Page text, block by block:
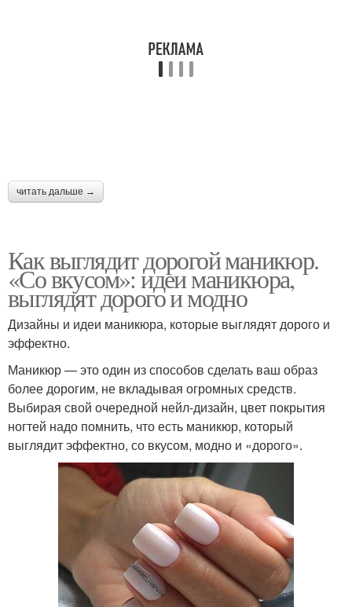
читать дальше →
Как выглядит дорогой маникюр.
«Со вкусом»: идеи маникюра,
выглядят дорого и модно
Дизайны и идеи маникюра, которые выглядят дорого и
эффектно.
Маникюр — это один из способов сделать ваш образ
более дорогим, не вкладывая огромных средств.
Выбирая свой очередной нейл-дизайн, цвет покрытия
ногтей надо помнить, что есть маникюр, который
выглядит эффектно, со вкусом, модно и «дорого».